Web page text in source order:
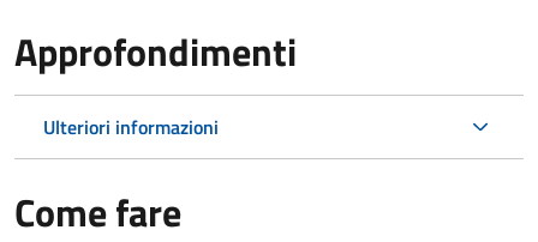
Approfondimenti
Ulteriori informazioni
Come fare